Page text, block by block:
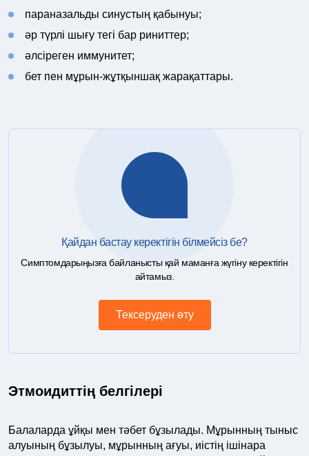
параназальды синустың қабынуы;
әр түрлі шығу тегі бар риниттер;
әлсіреген иммунитет;
бет пен мұрын-жұтқыншақ жарақаттары.
Қайдан бастау керектігін білмейсіз бе?
Симптомдарыңызға байланысты қай маманға жүгіну керектігін
айтамыз.
Тексеруден өту
Этмоидиттің белгілері
Балаларда ұйқы мен тәбет бұзылады. Мұрынның тыныс
алуының бұзылуы, мұрынның ағуы, иістің ішінара